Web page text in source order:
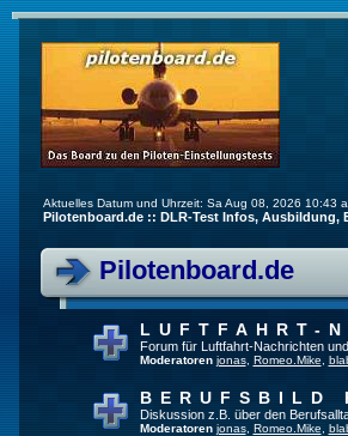
Aktuelles Datum und Uhrzeit: Sa Aug 08, 2026 10:43
Pilotenboard.de :: DLR-Test Infos,
Pilotenboard.de
LUFTFAHRT-
Forum für Luftfahrt-Nachrichten
Moderatoren jonas, Romeo.Mike
BERUFSBILD
Diskussion z.B. über den
Moderatoren jonas, Romeo.Mike